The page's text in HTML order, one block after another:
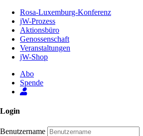
Inhalt
Seite
Rosa-Luxemburg-Konferenz
jW-Prozess
Aktionsbüro
Genossenschaft
Veranstaltungen
jW-Shop
Abo
Spende
Login
Benutzername